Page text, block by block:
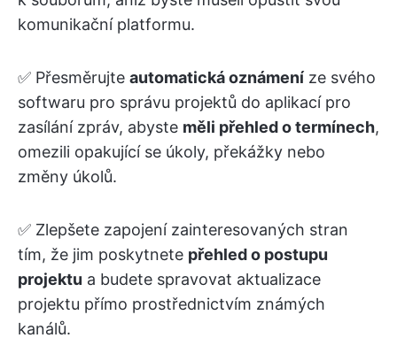
komunikační platformu.
✅ Přesměrujte automatická oznámení ze svého
softwaru pro správu projektů do aplikací pro
zasílání zpráv, abyste měli přehled o termínech,
omezili opakující se úkoly, překážky nebo
změny úkolů.
✅ Zlepšete zapojení zainteresovaných stran
tím, že jim poskytnete přehled o postupu
projektu a budete spravovat aktualizace
projektu přímo prostřednictvím známých
kanálů.